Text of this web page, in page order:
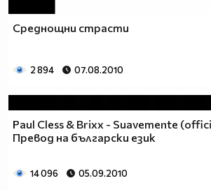
Среднощни страсти
2 894 07.08.2010
Paul Cless & Brixx - Suavemente
Превод на български език
14 096 05.09.2010